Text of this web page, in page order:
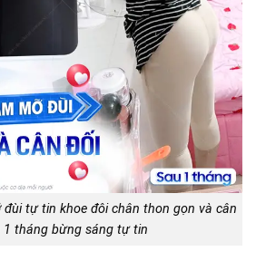
đùi tự tin khoe đôi chân thon gọn và cân
1 tháng bừng sáng tự tin